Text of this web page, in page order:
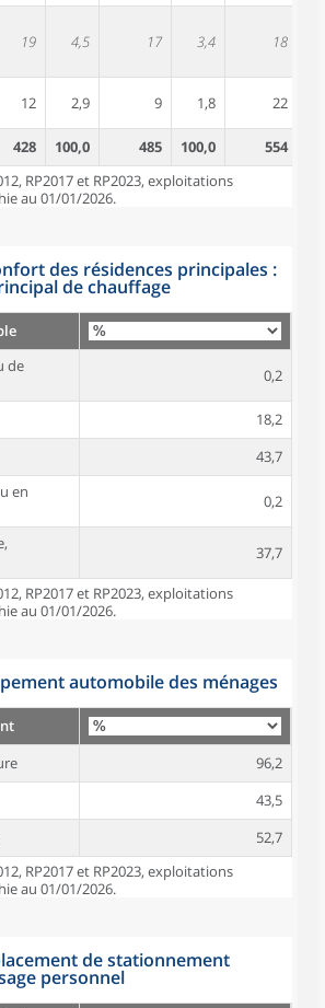
19 4,5 17 3,4 18
12 2,9 9 1,8 22
428 100,0 485 100,0 554
RP2017 et RP2023, exploitations
au 01/01/2026.
des résidences principales :
de chauffage
de
0,2
18,2
43,7
en
0,2
37,7
RP2017 et RP2023, exploitations
au 01/01/2026.
automobile des ménages
96,2
43,5
52,7
RP2017 et RP2023, exploitations
au 01/01/2026.
de stationnement
personnel